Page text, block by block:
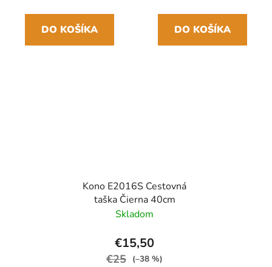
DO KOŠÍKA DO KOŠÍKA
Kono E2016S Cestovná
taška Čierna 40cm
Skladom
€15,50
€25 (–38 %)